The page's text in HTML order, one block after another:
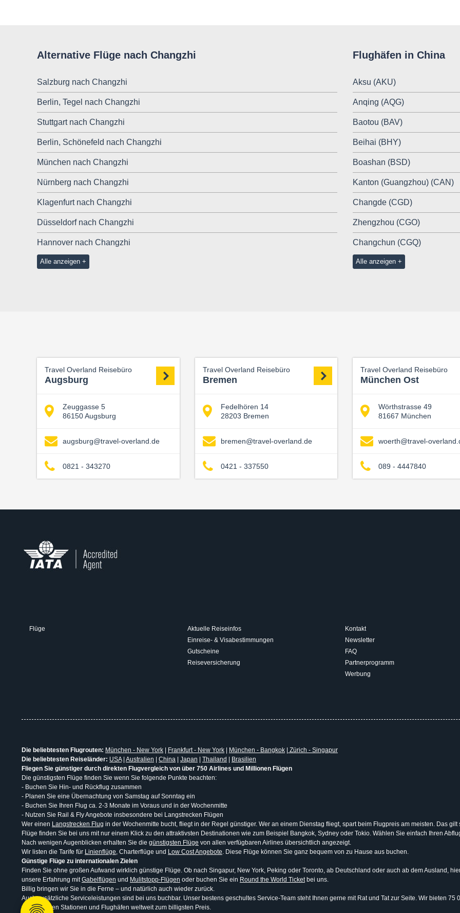
Alternative Flüge nach Changzhi
Salzburg nach Changzhi
Berlin, Tegel nach Changzhi
Stuttgart nach Changzhi
Berlin, Schönefeld nach Changzhi
München nach Changzhi
Nürnberg nach Changzhi
Klagenfurt nach Changzhi
Düsseldorf nach Changzhi
Hannover nach Changzhi
Alle anzeigen
Flughäfen in China
Aksu (AKU)
Anqing (AQG)
Baotou (BAV)
Beihai (BHY)
Boashan (BSD)
Kanton (Guangzhou) (CAN)
Changde (CGD)
Zhengzhou (CGO)
Changchun (CGQ)
Alle anzeigen
Travel Overland Reisebüro
Augsburg
Zeuggasse 5
86150 Augsburg
augsburg@travel-overland.de
0821 - 343270
Travel Overland Reisebüro
Bremen
Fedelhören 14
28203 Bremen
bremen@travel-overland.de
0421 - 337550
Travel Overland Reisebüro
München Ost
Wörthstrasse 49
81667 München
woerth@travel-
089 - 4447840
Flüge
Aktuelle Reiseinfos
Einreise- & Visabestimmungen
Gutscheine
Reiseversicherung
Kontakt
Newsletter
FAQ
Partnerprogramm
Werbung
Die beliebtesten Flugrouten: München - New York | Frankfurt - New York | München - Bangkok | Zürich - Singapur
Die beliebtesten Reiseländer: USA| Australien | China | Japan | Thailand | Brasilien
Fliegen Sie günstiger durch direkten Flugvergleich von über 750 Airlines und Millionen Flügen
Die günstigsten Flüge finden Sie wenn Sie folgende Punkte beachten:
- Buchen Sie Hin- und Rückflug zusammen
- Planen Sie eine Übernachtung von Samstag auf Sonntag ein
- Buchen Sie Ihren Flug ca. 2-3 Monate im Voraus und in der Wochenmitte
- Nutzen Sie Rail & Fly Angebote insbesondere bei Langstrecken Flügen
Wer einen Langstrecken Flug in der Wochenmitte bucht, fliegt in der Regel günstiger. Wer an einem Dienstag fliegt, spart beim Flugpreis am meisten. Das
Flüge finden Sie bei uns mit nur einem Klick zu den attraktivsten Destinationen wie zum Beispiel Bangkok, Sydney oder Tokio. Wählen Sie einfach Ihren
Nach wenigen Augenblicken erhalten Sie die günstigsten Flüge von allen verfügbaren Airlines übersichtlich angezeigt.
Wir listen die Tarife für Linienflüge , Charterflüge und Low Cost Angebote . Diese Flüge können Sie ganz bequem von zu Hause aus buchen.
Günstige Flüge zu internationalen Zielen
Finden Sie ohne großen Aufwand wirklich günstige Flüge. Ob nach Singapur, New York, Peking oder Toronto, ab Deutschland oder auch ab dem Ausland,
unsere Erfahrung mitGabelflügen und Mulitstopp-Flügen oder buchen Sie ein Round the World Ticketbei uns.
Billig bringen wir Sie in die Ferne – und natürlich auch wieder zurück.
Auch zusätzliche Serviceleistungen sind bei uns buchbar. Unser bestens geschultes Service-Team steht Ihnen gerne mit Rat und Tat zur Seite. Wir bieten
uns an vielen Stationen und Flughäfen weltweit zum billigsten Preis.